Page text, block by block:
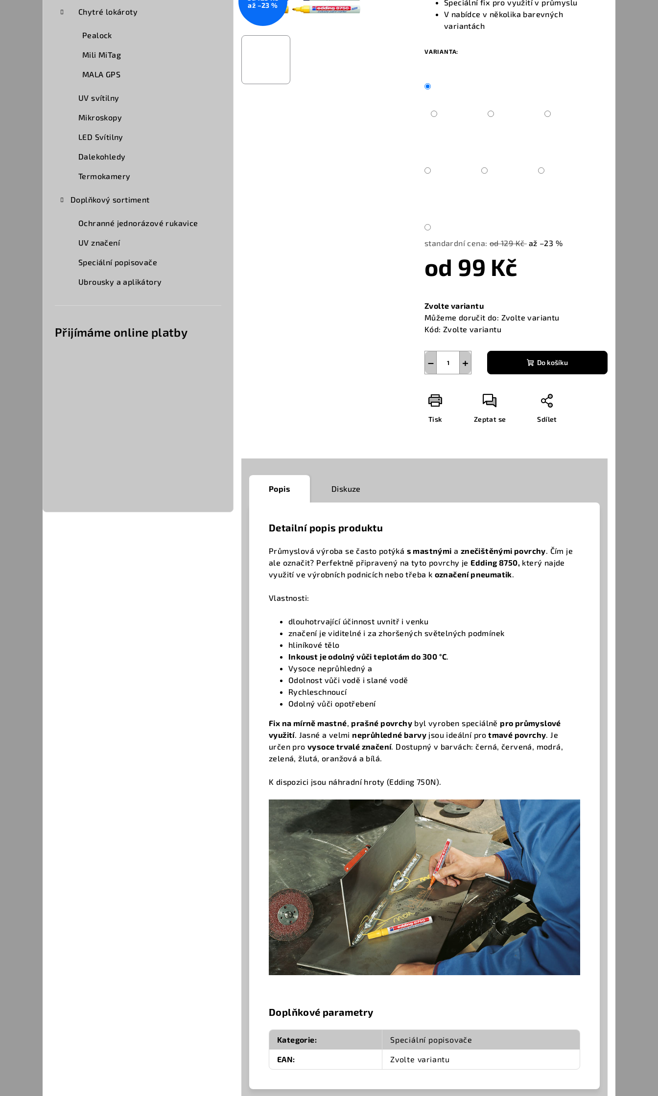
Chytré lokároty
Pealock
Mili MiTag
MALA GPS
UV svítilny
Mikroskopy
LED Svítilny
Dalekohledy
Termokamery
Doplňkový sortiment
Ochranné jednorázové rukavice
UV značení
Speciální popisovače
Ubrousky a aplikátory
Přijímáme online platby
Speciální fix pro využití v průmyslu
V nabídce v několika barevných
variantách
VARIANTA:
standardní cena: od 129 Kč až –23 %
od 99 Kč
cena:
Zvolte variantu
Můžeme doručit do: Zvolte variantu
Kód: Zvolte variantu
+
− Do košíku
Tisk Zeptat se Sdílet
až –23 %
Popis Diskuze
Detailní popis produktu
Průmyslová výroba se často potýká s mastnými a znečištěnými povrchy. Čím je
ale označit? Perfektně připravený na tyto povrchy je Edding 8750, který najde
využití ve výrobních podnicích nebo třeba k označení pneumatik.
Vlastnosti:
dlouhotrvající účinnost uvnitř i venku
značení je viditelné i za zhoršených světelných podmínek
hliníkové tělo
Inkoust je odolný vůči teplotám do 300 °C.
Vysoce neprůhledný a
Odolnost vůči vodě i slané vodě
Rychleschnoucí
Odolný vůči opotřebení
Fix na mírně mastné, prašné povrchy byl vyroben speciálně pro průmyslové
využití. Jasné a velmi neprůhledné barvy jsou ideální pro tmavé povrchy. Je
určen pro vysoce trvalé značení. Dostupný v barvách: černá, červená, modrá,
zelená, žlutá, oranžová a bílá.
K dispozici jsou náhradní hroty (Edding 750N).
Doplňkové parametry
Kategorie: Speciální popisovače
EAN: Zvolte variantu